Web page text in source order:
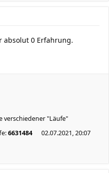
absolut 0 Erfahrung.
verschiedener "Läufe"
6631484 02.07.2021, 20:07